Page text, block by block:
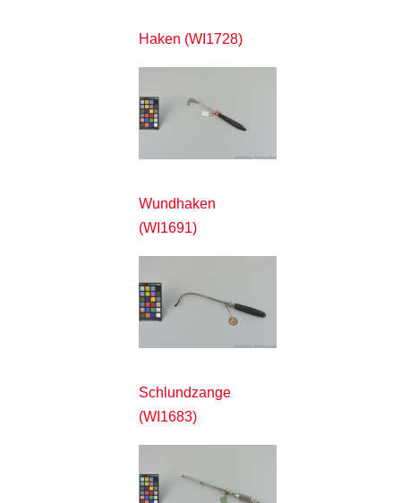
Haken (WI1728)
Wundhaken
(WI1691)
Schlundzange
(WI1683)